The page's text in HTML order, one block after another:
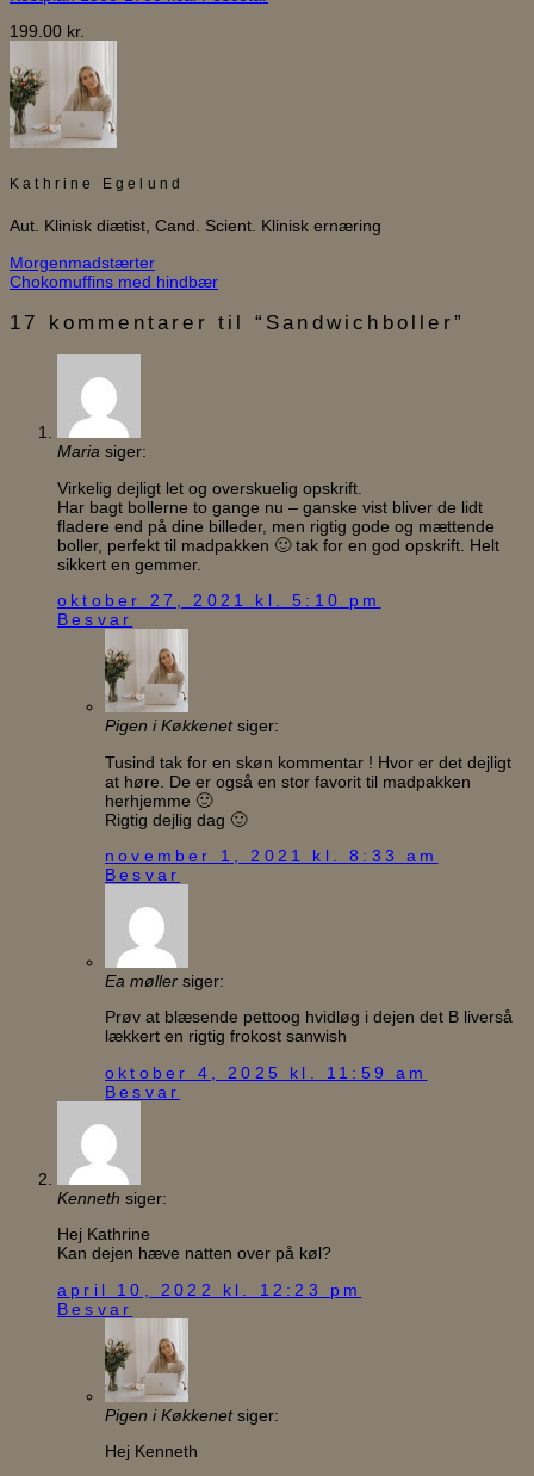
199.00 kr.
Kathrine Egelund
Aut. Klinisk diætist, Cand. Scient. Klinisk ernæring
Morgenmadstærter
Chokomuffins med hindbær
17 kommentarer til “ Sandwichboller”
Maria siger:
Virkelig dejligt let og overskuelig opskrift.
Har bagt bollerne to gange nu – ganske vist bliver de lidt
fladere end på dine billeder, men rigtig gode og mættende
boller, perfekt til madpakken 🙂 tak for en god opskrift. Helt
sikkert en gemmer.
oktober 27, 2021 kl. 5:10 pm
Besvar
Pigen i Køkkenet siger:
Tusind tak for en skøn kommentar ! Hvor er det dejligt
at høre. De er også en stor favorit til madpakken
herhjemme 🙂
Rigtig dejlig dag 🙂
november 1, 2021 kl. 8:33 am
Besvar
Ea møller siger:
Prøv at blæsende pettoog hvidløg i dejen det B liverså
lækkert en rigtig frokost sanwish
oktober 4, 2025 kl. 11:59 am
Besvar
Kenneth siger:
Hej Kathrine
Kan dejen hæve natten over på køl?
april 10, 2022 kl. 12:23 pm
Besvar
Pigen i Køkkenet siger:
Hej Kenneth